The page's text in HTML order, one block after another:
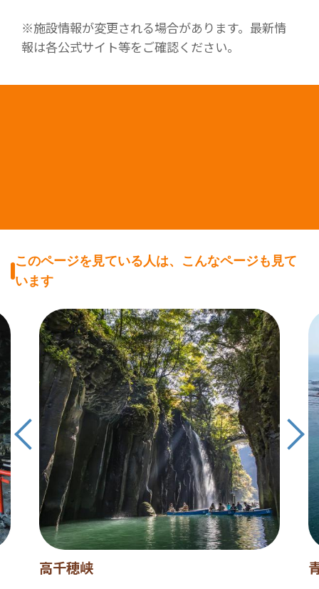
※施設情報が変更される場合があります。最新情
報は各公式サイト等をご確認ください。
このページを見ている人は、こんなページも見て
います
高千穂峡